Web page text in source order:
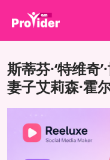
关于我们
注册
服务
斯蒂芬·‘特维奇
妻子艾莉森·霍